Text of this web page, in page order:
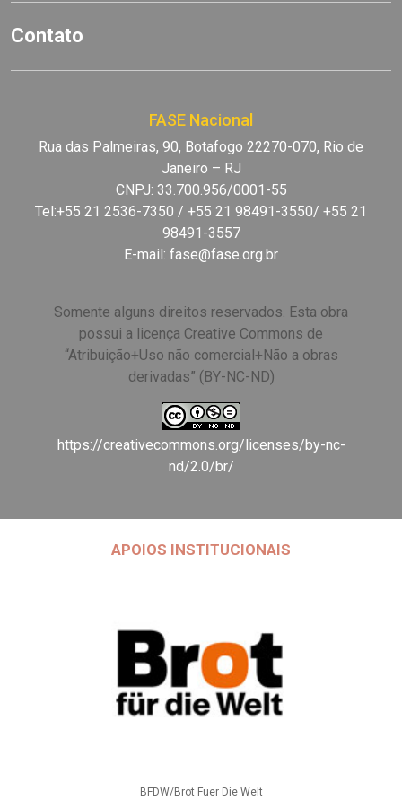
Contato
FASE Nacional
Rua das Palmeiras, 90, Botafogo 22270-070, Rio de
Janeiro – RJ
CNPJ: 33.700.956/0001-55
Tel:+55 21 2536-7350 / +55 21 98491-3550/ +55 21
98491-3557
E-mail: fase@fase.org.br
Somente alguns direitos reservados. Esta obra
possui a licença Creative Commons de
“Atribuição+Uso não comercial+Não a obras
derivadas” (BY-NC-ND)
https://creativecommons.org/licenses/by-nc-
nd/2.0/br/
APOIOS INSTITUCIONAIS
BFDW/Brot Fuer Die Welt